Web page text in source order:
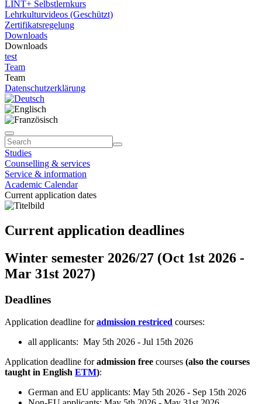
LINT+ Selbstlernkurs
Lehrkulturvideos (Geschützt)
Zertifikatsregelung
Downloads
Downloads
test
Team
Team
Datenschutzerklärung
Studies
Counselling & services
Service & information
Academic Calendar
Current application dates
Current application deadlines
Winter semester 2026/27 (Oct 1st 2026 -
Mar 31st 2027)
Deadlines
Application deadline foradmission restriced courses:
all applicants: May 5th 2026 - Jul 15th 2026
Application deadline foradmission free courses (also the courses
taught in English ETM):
German and EU applicants: May 5th 2026 - Sep 15th 2026